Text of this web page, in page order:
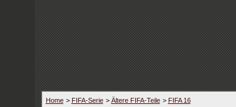
Home > FIFA-Serie > Ältere FIFA-Teile > FIFA 16